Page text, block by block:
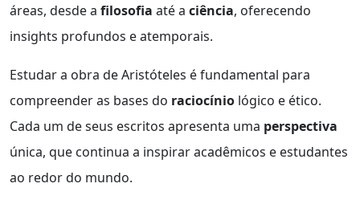
áreas, desde a filosofia até a ciência, oferecendo
insights profundos e atemporais.
Estudar a obra de Aristóteles é fundamental para
compreender as bases do raciocínio lógico e ético.
Cada um de seus escritos apresenta uma perspectiva
única, que continua a inspirar acadêmicos e estudantes
ao redor do mundo.